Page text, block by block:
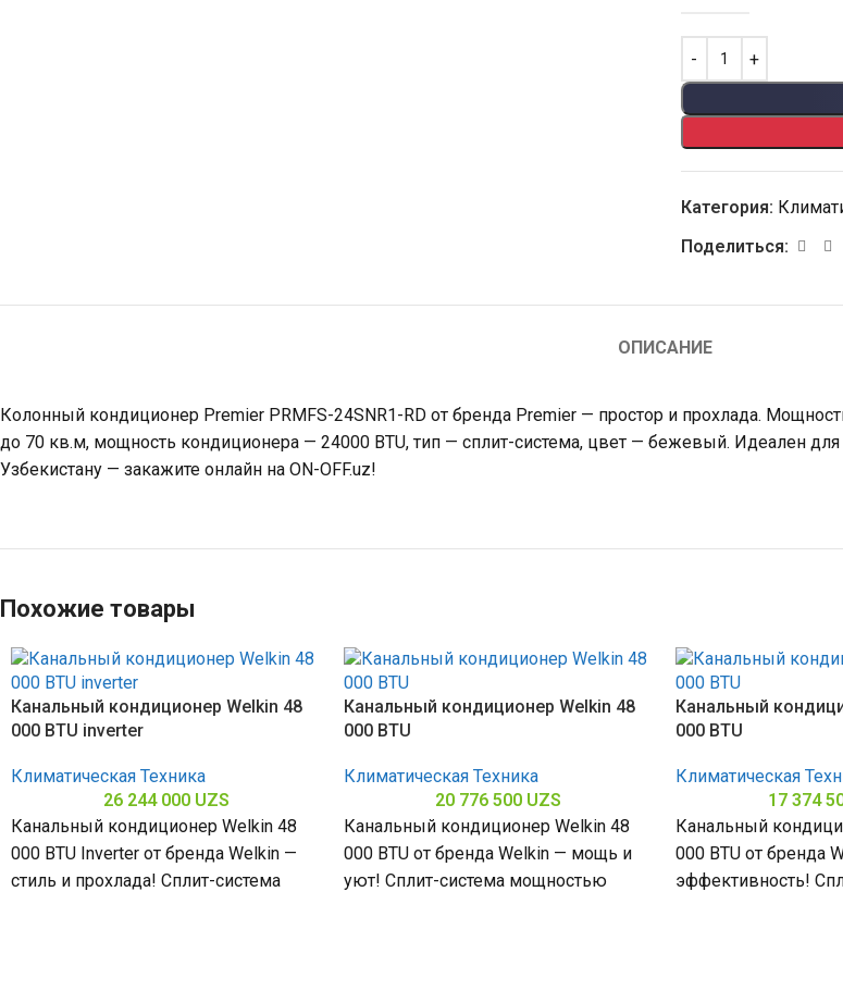
Категория:
Поделиться:
ОПИСАНИЕ
Колонный кондиционер Premier PRMFS-24SNR1-RD от бренда Premier — простор и прохлада.
до 70 кв.м, мощность кондиционера — 24000 BTU, тип — сплит-система, цвет — бежевый. Идеален
Узбекистану — закажите онлайн на ON-OFF.uz!
Похожие товары
Канальный кондиционер Welkin 48
000 BTU inverter
Климатическая Техника
26 244 000 UZS
Канальный кондиционер Welkin 48
000 BTU Inverter от бренда Welkin —
стиль и прохлада! Сплит-система
Канальный кондиционер Welkin 48
000 BTU
Климатическая Техника
20 776 500 UZS
Канальный кондиционер Welkin 48
000 BTU от бренда Welkin — мощь и
уют! Сплит-система мощностью
Канальный
000 BTU
Климатическая
17 374
Канальный
000 BTU от бренда
эффективность!